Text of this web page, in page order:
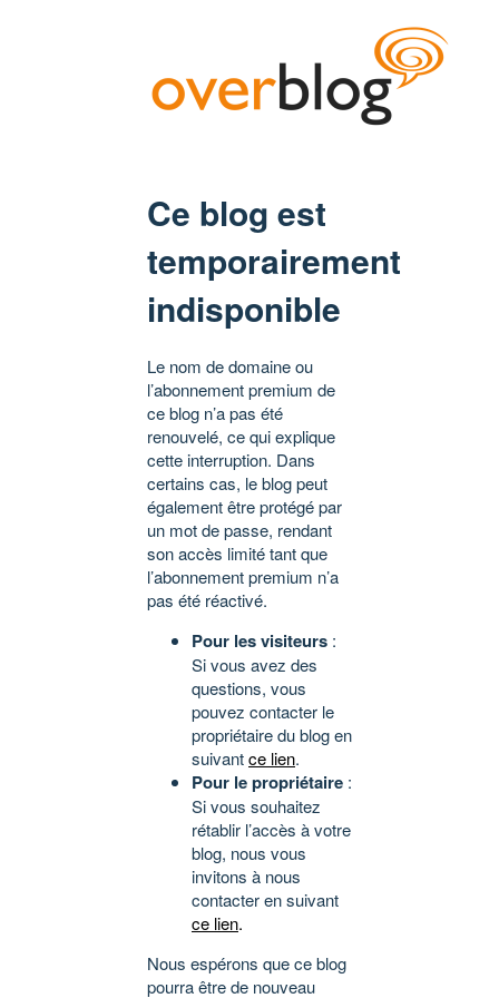
Ce blog est
temporairement
indisponible
Le nom de domaine ou
l’abonnement premium de
ce blog n’a pas été
renouvelé, ce qui explique
cette interruption. Dans
certains cas, le blog peut
également être protégé par
un mot de passe, rendant
son accès limité tant que
l’abonnement premium n’a
pas été réactivé.
Pour les visiteurs :
Si vous avez des
questions, vous
pouvez contacter le
propriétaire du blog en
suivantce lien.
Pour le propriétaire :
Si vous souhaitez
rétablir l’accès à votre
blog, nous vous
invitons à nous
contacter en suivant
ce lien.
Nous espérons que ce blog
pourra être de nouveau